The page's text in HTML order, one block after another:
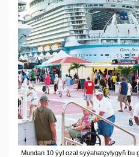
Mundan 10 ýyl ozal syýahatçylygyň bu